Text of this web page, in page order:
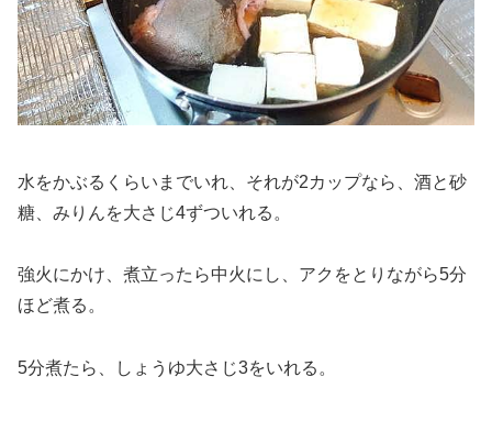
水をかぶるくらいまでいれ、それが2カップなら、酒と砂
糖、みりんを大さじ4ずついれる。
強火にかけ、煮立ったら中火にし、アクをとりながら5分
ほど煮る。
5分煮たら、しょうゆ大さじ3をいれる。